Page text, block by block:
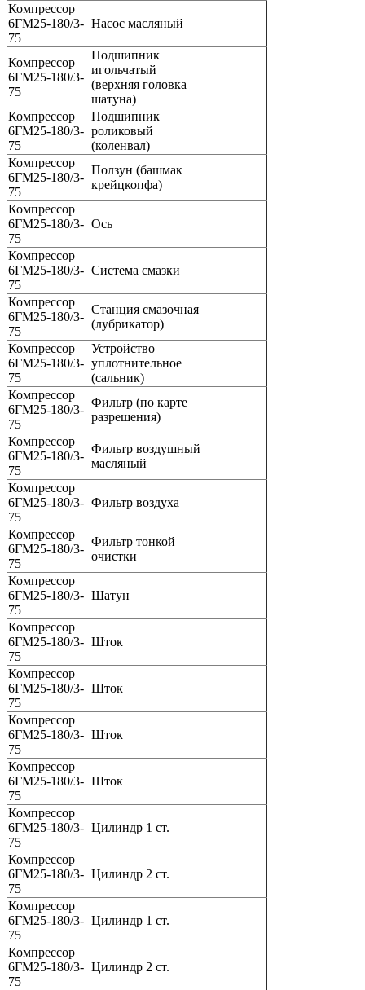
Компрессор
6ГМ25-180/3-
75
Насос масляный
Компрессор
6ГМ25-180/3-
75
Подшипник
игольчатый
(верхняя головка
шатуна)
Компрессор
6ГМ25-180/3-
75
Подшипник
роликовый
(коленвал)
Компрессор
6ГМ25-180/3-
75
Ползун (башмак
крейцкопфа)
Компрессор
6ГМ25-180/3-
75
Ось
Компрессор
6ГМ25-180/3-
75
Система смазки
Компрессор
6ГМ25-180/3-
75
Станция смазочная
(лубрикатор)
Компрессор
6ГМ25-180/3-
75
Устройство
уплотнительное
(сальник)
Компрессор
6ГМ25-180/3-
75
Фильтр (по карте
разрешения)
Компрессор
6ГМ25-180/3-
75
Фильтр воздушный
масляный
Компрессор
6ГМ25-180/3-
75
Фильтр воздуха
Компрессор
6ГМ25-180/3-
75
Фильтр тонкой
очистки
Компрессор
6ГМ25-180/3-
75
Шатун
Компрессор
6ГМ25-180/3-
75
Шток
Компрессор
6ГМ25-180/3-
75
Шток
Компрессор
6ГМ25-180/3-
75
Шток
Компрессор
6ГМ25-180/3-
75
Шток
Компрессор
6ГМ25-180/3-
75
Цилиндр 1 ст.
Компрессор
6ГМ25-180/3-
75
Цилиндр 2 ст.
Компрессор
6ГМ25-180/3-
75
Цилиндр 1 ст.
Компрессор
6ГМ25-180/3-
75
Цилиндр 2 ст.